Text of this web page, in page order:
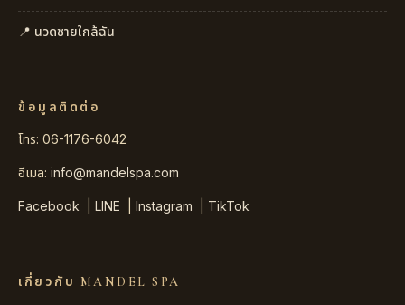
📍 นวดชายใกล้ฉัน
ข้อมูลติดต่อ
โทร: 06-1176-6042
อีเมล: info@mandelspa.com
Facebook LINE Instagram TikTok
เกี่ยวกับ MANDEL SPA